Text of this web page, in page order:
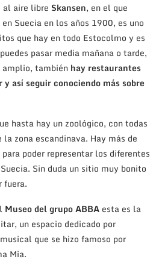
al aire libre Skansen, en el que
Suecia en los años 1900, es uno
que hay en todo Estocolmo y es
pasar media mañana o tarde,
amplio, también hay restaurantes
y así seguir conociendo más sobre
hasta hay un zoológico, con todas
la zona escandinava. Hay más de
poder representar los diferentes
Sin duda un sitio muy bonito
fuera.
Museo del grupo ABBA esta es la
un espacio dedicado por
que se hizo famoso por
Mia.